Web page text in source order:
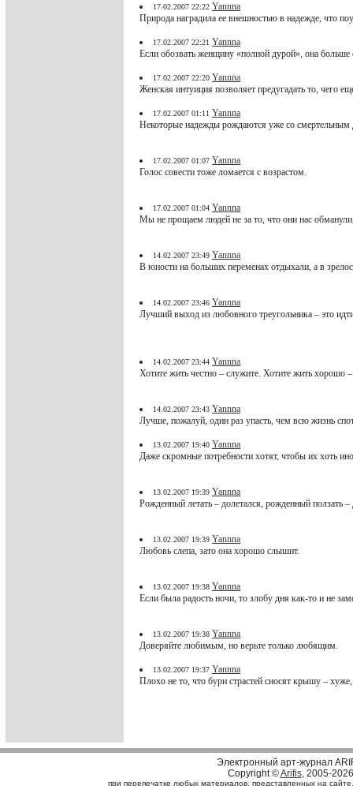
17.02.2007 22:22 Yannna
Природа наградила ее внешностью в надежде, что
17.02.2007 22:21 Yannna
Если обозвать женщину «полной дурой», она больше
17.02.2007 22:20 Yannna
Женская интуиция позволяет предугадать то, чего
17.02.2007 01:11 Yannna
Некоторые надежды рождаются уже со смертельным
17.02.2007 01:07 Yannna
Голос совести тоже ломается с возрастом.
17.02.2007 01:04 Yannna
Мы не прощаем людей не за то, что они нас
14.02.2007 23:49 Yannna
В юности на больших переменах отдыхали, а в
14.02.2007 23:46 Yannna
Лучший выход из любовного треугольника – это
14.02.2007 23:44 Yannna
Хотите жить честно – служите. Хотите жить хорошо
14.02.2007 23:43 Yannna
Лучше, пожалуй, один раз упасть, чем всю жизнь
13.02.2007 19:40 Yannna
Даже скромные потребности хотят, чтобы их хоть
13.02.2007 19:39 Yannna
Рожденный летать – долетался, рожденный ползать –
13.02.2007 19:39 Yannna
Любовь слепа, зато она хорошо слышит.
13.02.2007 19:38 Yannna
Если была радость ночи, то злобу дня как-то и не
13.02.2007 19:38 Yannna
Доверяйте любимым, но верьте только любящим.
13.02.2007 19:37 Yannna
Плохо не то, что бури страстей сносят крышу –
Электронный арт-журнал
Copyright ©Arifis, 2005-2026
при перепечатке любых материалов, представленных на